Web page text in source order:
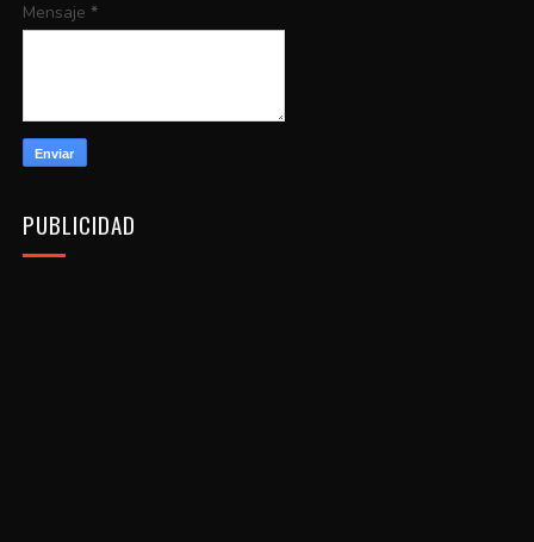
Mensaje *
PUBLICIDAD